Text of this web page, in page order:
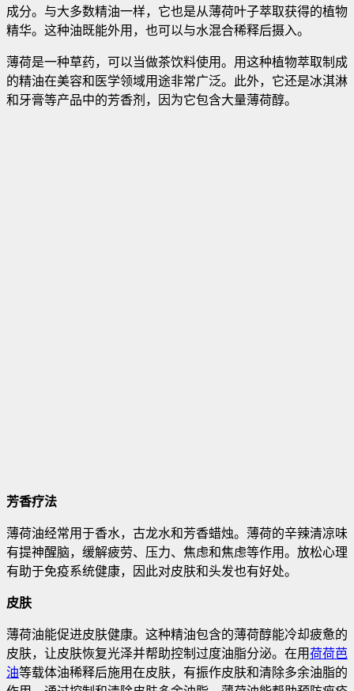
成分。与大多数精油一样，它也是从薄荷叶子萃取获得的植物
精华。这种油既能外用，也可以与水混合稀释后摄入。
薄荷是一种草药，可以当做茶饮料使用。用这种植物萃取制成
的精油在美容和医学领域用途非常广泛。此外，它还是冰淇淋
和牙膏等产品中的芳香剂，因为它包含大量薄荷醇。
芳香疗法
薄荷油经常用于香水，古龙水和芳香蜡烛。薄荷的辛辣清凉味
有提神醒脑，缓解疲劳、压力、焦虑和焦虑等作用。放松心理
有助于免疫系统健康，因此对皮肤和头发也有好处。
皮肤
薄荷油能促进皮肤健康。这种精油包含的薄荷醇能冷却疲惫的
皮肤，让皮肤恢复光泽并帮助控制过度油脂分泌。在用荷荷芭
油等载体油稀释后施用在皮肤，有振作皮肤和清除多余油脂的